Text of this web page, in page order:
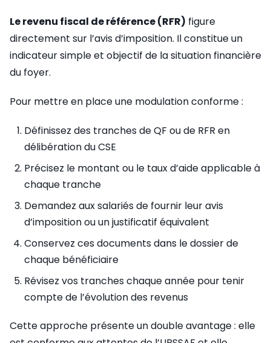
Le revenu fiscal de référence (RFR) figure
directement sur l’avis d’imposition. Il constitue un
indicateur simple et objectif de la situation financière
du foyer.
Pour mettre en place une modulation conforme :
Définissez des tranches de QF ou de RFR en
délibération du CSE
Précisez le montant ou le taux d’aide applicable à
chaque tranche
Demandez aux salariés de fournir leur avis
d’imposition ou un justificatif équivalent
Conservez ces documents dans le dossier de
chaque bénéficiaire
Révisez vos tranches chaque année pour tenir
compte de l’évolution des revenus
Cette approche présente un double avantage : elle